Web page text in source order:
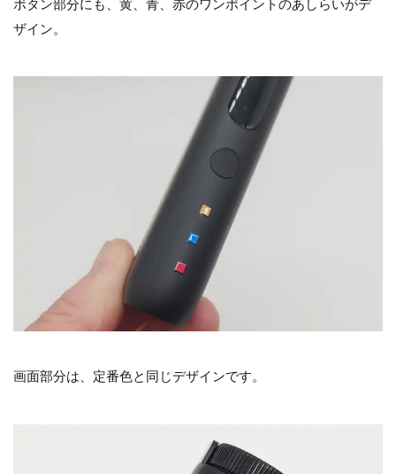
ボタン部分にも、黄、青、赤のワンポイントのあしらいがデ
ザイン。
画面部分は、定番色と同じデザインです。